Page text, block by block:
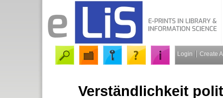
Login Create
Verständlichkeit